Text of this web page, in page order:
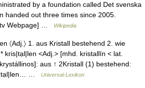
by a foundation called Det svenska
handed out three times since 2005.
Webpage] …
Wikipedia
〈Adj.〉 1. aus Kristall bestehend 2. wie
kris|tạl|len <Adj.> [mhd. kristallīn < lat.
aus ↑ 2Kristall (1) bestehend:
…
Universal-Lexikon